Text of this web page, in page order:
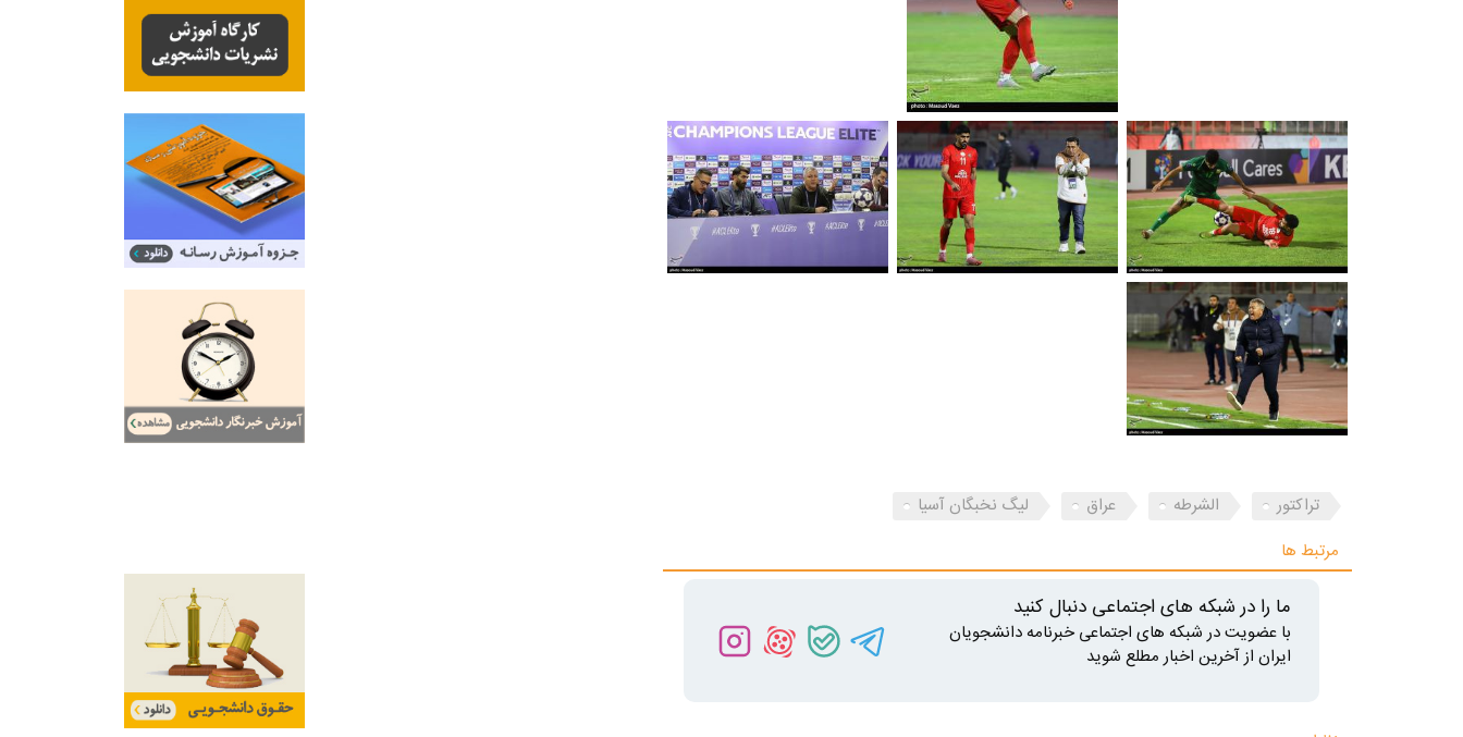
تراکتور الشرطه عراق
لیگ نخبگان آسیا
مرتبط ها
ما را در شبکه های اجتماعی دنبال کنید
با عضویت در شبکه های اجتماعی خبرنامه دانشجویان
ایران از آخرین اخبار مطلع شوید